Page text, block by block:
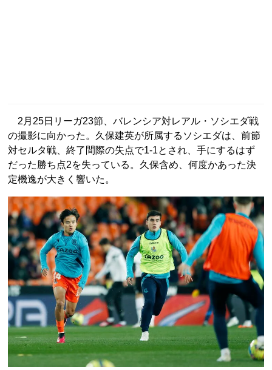
2月25日リーガ23節、バレンシア対レアル・ソシエダ戦
の撮影に向かった。久保建英が所属するソシエダは、前節
対セルタ戦、終了間際の失点で1-1とされ、手にするはず
だった勝ち点2を失っている。久保含め、何度かあった決
定機逸が大きく響いた。